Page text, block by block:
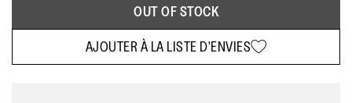
OUT OF STOCK
AJOUTER À LA LISTE D'ENVIES